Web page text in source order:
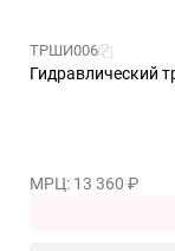
ТРШИ006
Гидравлический
МРЦ: 13 360 ₽